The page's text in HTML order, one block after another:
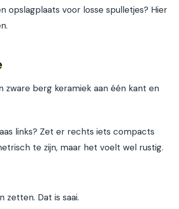
opslagplaats voor losse spulletjes? Hier
zware berg keramiek aan één kant en
links? Zet er rechts iets compacts
te zijn, maar het voelt wel rustig.
zetten. Dat is saai.